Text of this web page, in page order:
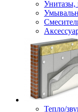
Унитазы,
Тепло/